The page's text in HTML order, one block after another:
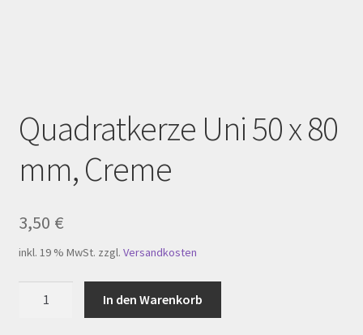
Kerzenpflege
Mein Konto
My Account
Registration
Shop
Quadratkerze Uni 50 x 80
mm, Creme
3,50 €
inkl. 19 % MwSt. zzgl. Versandkosten
In den Warenkorb